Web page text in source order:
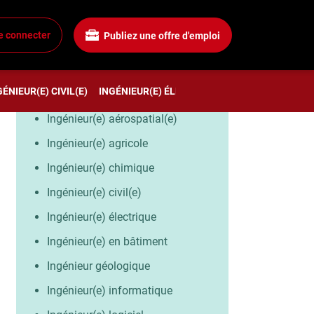
connecter Publiez une offre d'emploi
CIVIL(E) INGÉNIEUR(E) ÉLECTRIQUE
MÉTIERS SIMILAIRES
Ingénieur(e) aérospatial(e)
Ingénieur(e) agricole
Ingénieur(e) chimique
Ingénieur(e) civil(e)
Ingénieur(e) électrique
Ingénieur(e) en bâtiment
Ingénieur géologique
Ingénieur(e) informatique